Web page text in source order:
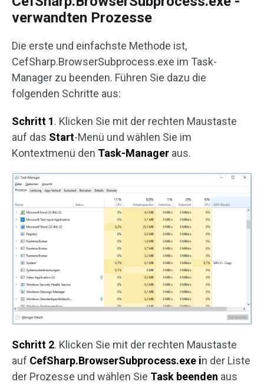
verwandten Prozesse
Die erste und einfachste Methode ist,
CefSharp.BrowserSubprocess.exe im Task-
Manager zu beenden. Führen Sie dazu die
folgenden Schritte aus:
Schritt 1. Klicken Sie mit der rechten Maustaste
auf das Start-Menü und wählen Sie im
Kontextmenü den Task-Manager aus.
Schritt 2. Klicken Sie mit der rechten Maustaste
auf CefSharp.BrowserSubprocess.exe in der Liste
der Prozesse und wählen Sie Task beenden aus